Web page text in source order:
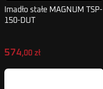
Imadło stałe MAGNUM TSP-
150-DUT
574,00 zł